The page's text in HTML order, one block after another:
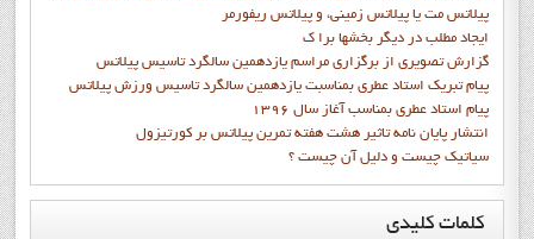
پیلاتس مت یا پیلاتس زمینی، و پیلاتس ریفورمر
ايجاد مطلب در ديگر بخشها برا ک
گزارش تصويري از برگزاري مراسم يازدهمين سالگرد تاسيس پيلاتس
پيام تبريک استاد عطري بمناسبت يازدهمين سالگرد تاسيس ورزش پيلاتس
پيام استاد عطري بمناسب آغاز سال 1396
انتشار پايان نامه تاثیر هشت هفته تمرین پیلاتس بر کورتیزول
سیاتیک چیست و دلیل آن چیست ؟
کلماتکلیدی